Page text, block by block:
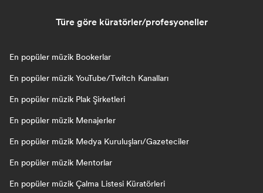
Türe göre küratörler/profesyoneller
En popüler müzik Bookerlar
En popüler müzik YouTube/Twitch Kanalları
En popüler müzik Plak Şirketleri
En popüler müzik Menajerler
En popüler müzik Medya Kuruluşları/Gazeteciler
En popüler müzik Mentorlar
En popüler müzik Çalma Listesi Küratörleri